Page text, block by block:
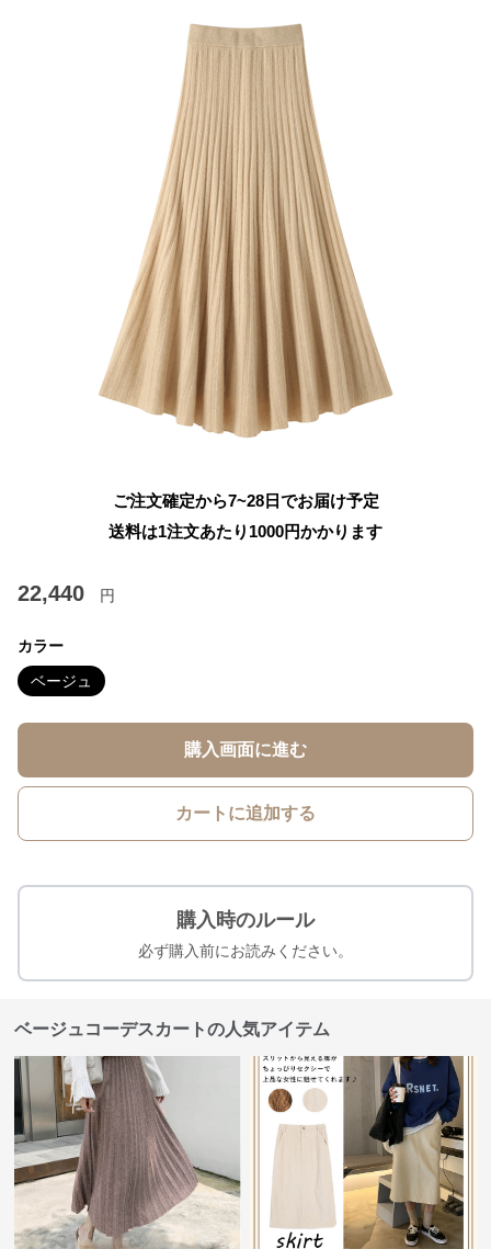
ご注文確定から7~28日でお届け予定
送料は1注文あたり 1000円かかります
22,440 円
カラー
ベージュ
購入画面に進む
カートに追加する
購入時のルール
必ず購入前にお読みください。
ベージュコーデスカートの人気アイテム